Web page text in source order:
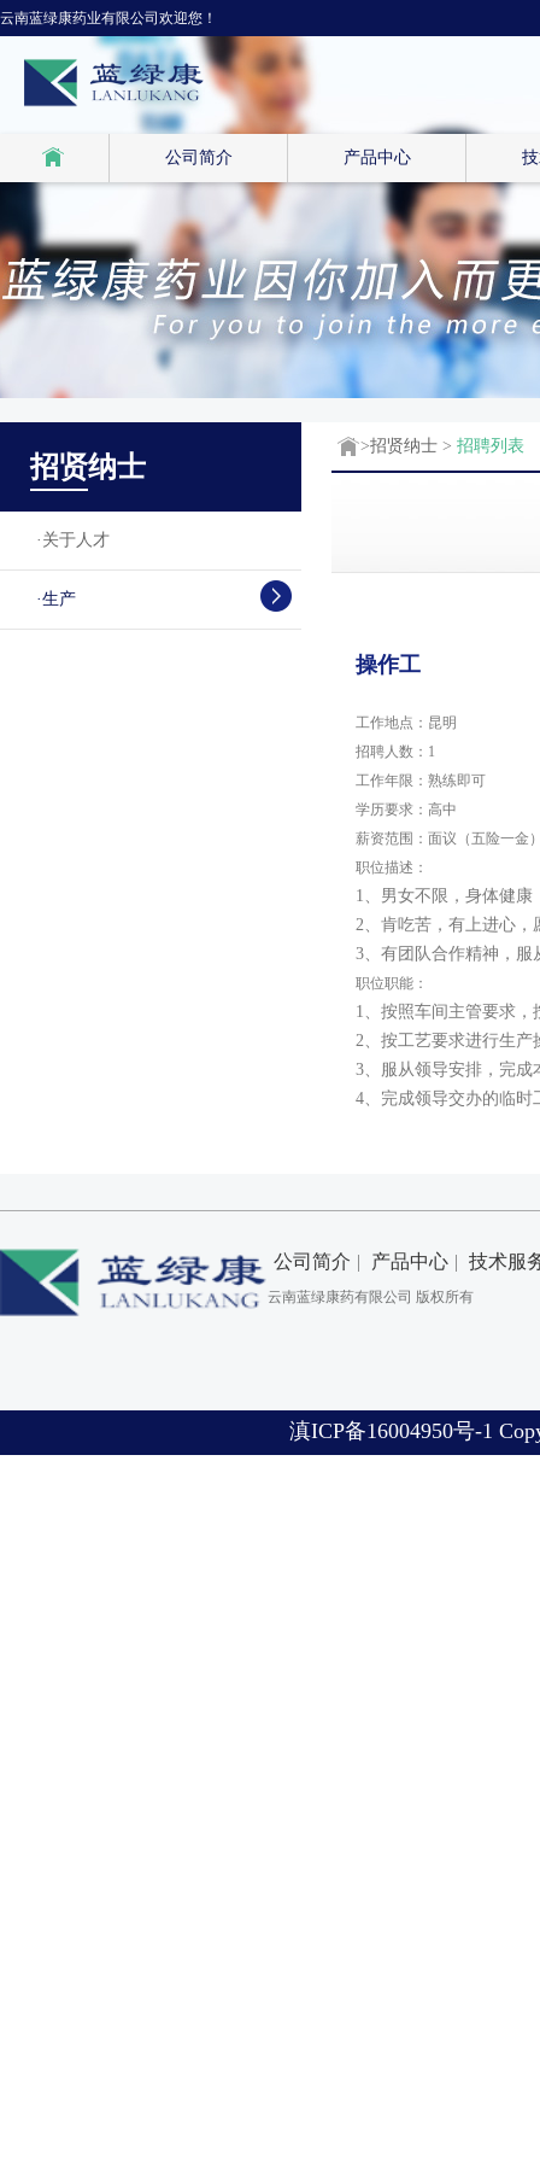
云南蓝绿康药业有限公司欢迎您！
公司简介 产品中心
招贤纳士
· 关于人才
·生产
>招贤纳士 > 招聘列表
操作工
工作地点：昆明
招聘人数：1
工作年限：熟练即可
学历要求：高中
薪资范围：面议（五险一金
职位描述：
1、男女不限，身体健康
2、肯吃苦，有上进心，
3、有团队合作精神，服
职位职能：
1、按照车间主管要求
2、按工艺要求进行生产
3、服从领导安排，完
4、完成领导交办的临时
公司简介 | 产品中心 | 技术服
云南蓝绿康药有限公司 版权所有
滇ICP备16004950号-1